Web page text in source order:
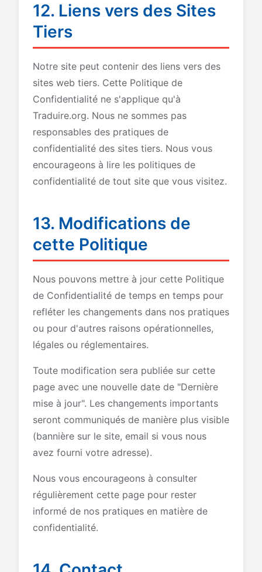
12. Liens vers des Sites
Tiers
Notre site peut contenir des liens vers des
sites web tiers. Cette Politique de
Confidentialité ne s'applique qu'à
Traduire.org. Nous ne sommes pas
responsables des pratiques de
confidentialité des sites tiers. Nous vous
encourageons à lire les politiques de
confidentialité de tout site que vous visitez.
13. Modifications de
cette Politique
Nous pouvons mettre à jour cette Politique
de Confidentialité de temps en temps pour
refléter les changements dans nos pratiques
ou pour d'autres raisons opérationnelles,
légales ou réglementaires.
Toute modification sera publiée sur cette
page avec une nouvelle date de "Dernière
mise à jour". Les changements importants
seront communiqués de manière plus visible
(bannière sur le site, email si vous nous
avez fourni votre adresse).
Nous vous encourageons à consulter
régulièrement cette page pour rester
informé de nos pratiques en matière de
confidentialité.